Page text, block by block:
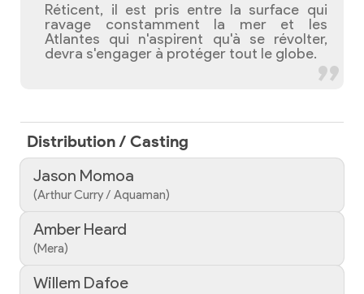
Réticent, il est pris entre la surface qui
ravage constamment la mer et les
Atlantes qui n'aspirent qu'à se révolter,
devra s'engager à protéger tout le globe.
Distribution / Casting
Jason Momoa
(Arthur Curry / Aquaman)
Amber Heard
(Mera)
Willem Dafoe